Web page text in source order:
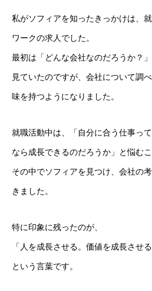
ソフィアについて
ソフィアが手掛ける事業
ソフィアの採用
私がソフィアを知ったきっかけは、
ワークの求人でした。
最初は「どんな会社なのだろうか？
見ていたのですが、会社について調
味を持つようになりました。
就職活動中は、「自分に合う仕事っ
なら成長できるのだろうか」と悩む
その中でソフィアを見つけ、会社の
きました。
特に印象に残ったのが、
「人を成長させる。価値を成長させ
という言葉です。